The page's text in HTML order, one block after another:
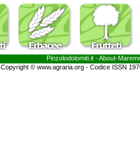
Pinzolodolomiti.it - About-
Copyright © www.agraria.org - Codice ISSN